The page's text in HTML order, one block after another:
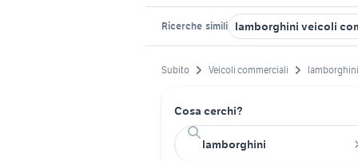
Ricerche simili lamborghini veicoli
Subito Veicoli commerciali lamborghini
Cosa cerchi?